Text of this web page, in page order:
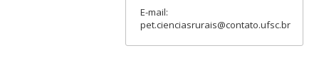
E-mail:
pet.cienciasrurais@contato.ufsc.br